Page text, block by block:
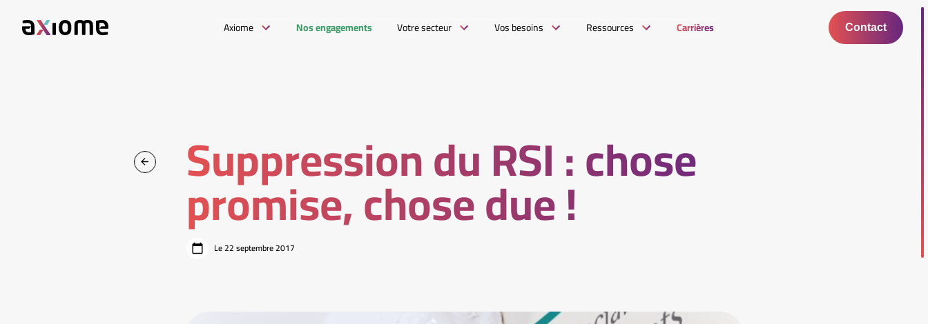
Axiome Nos engagements Votre secteur Vos besoins Ressources Carrières Contact
Suppression du RSI : chose
promise, chose due !
Le 22 septembre 2017